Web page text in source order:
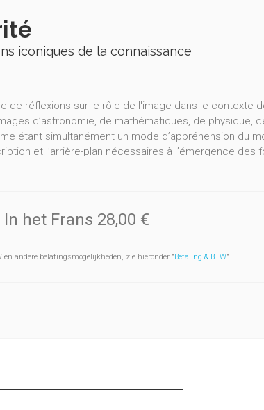
iconiques de la connaissance
de réflexions sur le rôle de l'image dans le contexte
d’astronomie, de mathématiques, de physique,
étant simultanément un mode d’appréhension du
et l’arrière-plan nécessaires à l’émergence des
comprendre le lien essentiel de l’image à la vérité,
In het Frans 28,00 €
en andere belatingsmogelijkheden, zie hieronder "Betaling & BTW".